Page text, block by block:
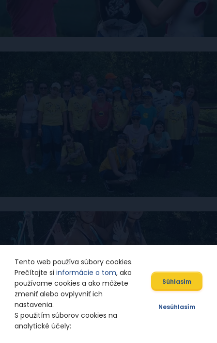
Tento web používa súbory cookies.
Prečítajte si informácie o tom, ako
používame cookies a ako môžete
zmeniť alebo ovplyvniť ich
nastavenia.
S použitím súborov cookies na
analytické účely:
Súhlasím
Nesúhlasím